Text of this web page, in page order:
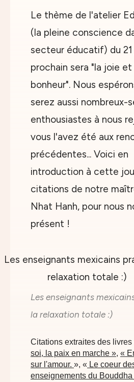
Le thème de l'atelier
(la pleine conscience
secteur éducatif) du
prochain sera "la joie et
bonheur". Nous
serez aussi nombreux-
enthousiastes à nous
vous l'avez été aux
précédentes... Voici en
introduction à cette
citations de notre
Nhat Hanh, pour nous
présent !
Les enseignants
la relaxation totale :)
Citations extraites des livres
soi, la paix en marche », «
sur l'amour. », « Le coeur
enseignements du Bouddha